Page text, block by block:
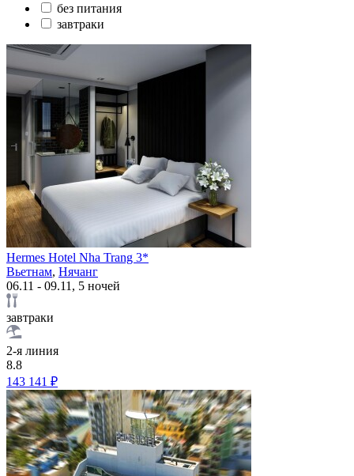
без питания
завтраки
Hermes Hotel Nha Trang 3*
Вьетнам, Нячанг
06.11 - 09.11, 5 ночей
завтраки
2-я линия
8.8
143 141 ₽